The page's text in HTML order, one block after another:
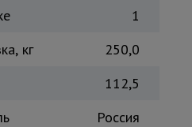
1
кг
250,0
112,5
Россия